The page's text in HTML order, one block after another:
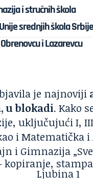
i stručnih škola
srednjih škola Srbije
i Lazarevcu
je najnoviji
u blokadi. Kako
uključujući I,
i Matematička
i Gimnazija